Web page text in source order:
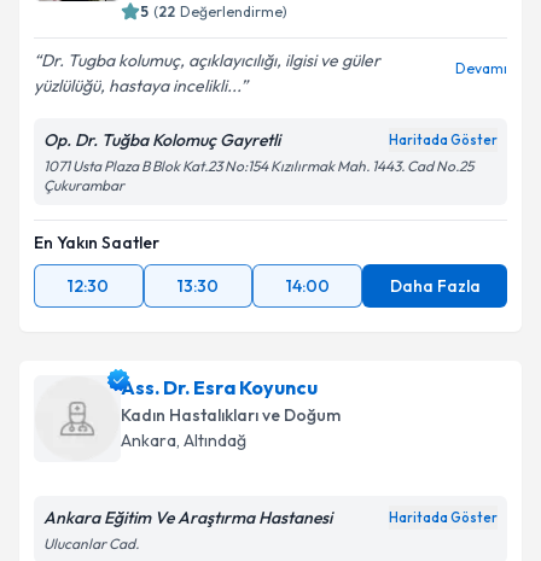
Kişisel verilerimin işlenmesine ilişkin
Aydınlatma
Metni'ni okudum ve kişisel verilerimin belirtilen
5 (22 Değerlendirme)
Dr. Tugba kolumuç, açıklayıcılığı, ilgisi ve güler
yüzlülüğü, hastaya incelikli...
Devamı
Op. Dr. Tuğba Kolomuç Gayretli Haritada Göster
1071 Usta Plaza B Blok Kat.23 No:154 Kızılırmak Mah. 1443. Cad No.25
Çukurambar
En Yakın Saatler
12:30
13:30 14:00 Daha Fazla
Ass. Dr. Esra Koyuncu
Kadın Hastalıkları ve Doğum
Ankara, Altındağ
Ankara Eğitim Ve Araştırma Hastanesi Haritada Göster
Ulucanlar Cad.